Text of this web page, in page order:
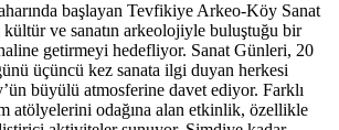
başlayan Tevfikiye Arkeo-Köy Sanat
ve sanatın arkeolojiyle buluştuğu bir
getirmeyi hedefliyor. Sanat Günleri, 20
üçüncü kez sanata ilgi duyan herkesi
büyülü atmosferine davet ediyor. Farklı
atölyelerini odağına alan etkinlik, özellikle